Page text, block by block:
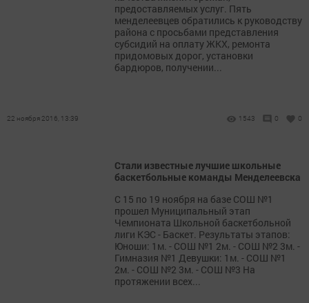
предоставляемых услуг. Пять
менделеевцев обратились к руководству
района с просьбами представления
субсидий на оплату ЖКХ, ремонта
придомовых дорог, установки
бардюров, получении...
22 ноября 2016, 13:39 1543 0 0
Стали известные лучшие школьные
баскетбольные команды Менделеевска
С 15 по 19 ноября на базе СОШ №1
прошел Муниципальный этап
Чемпионата Школьной баскетбольной
лиги КЭС - Баскет. Результаты этапов:
Юноши: 1м. - СОШ №1 2м. - СОШ №2 3м. -
Гимназия №1 Девушки: 1м. - СОШ №1
2м. - СОШ №2 3м. - СОШ №3 На
протяжении всех...